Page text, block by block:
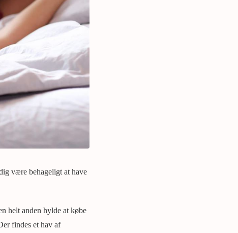
være behageligt at have
helt anden hylde at købe
findes et hav af